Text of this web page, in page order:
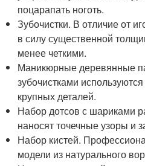
поцарапать ноготь.
Зубочистки. В отличие от
в силу существенной
менее четкими.
Маникюрные деревянные
зубочистками
крупных деталей.
Набор дотсов с шариками
наносят точечные узоры и
Набор кистей.
модели из натурального